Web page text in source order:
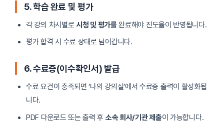
5. 학습 완료 및 평가
각 강의 차시별로 시청 및 평가를 완료해야 진도율이 반영됩니다.
평가 합격 시 수료 상태로 넘어갑니다.
6. 수료증(이수확인서) 발급
수료 요건이 충족되면 ‘나의 강의실’에서 수료증 출력이 활성화됩
니다.
PDF 다운로드 또는 출력 후 소속 회사/기관 제출이 가능합니다.